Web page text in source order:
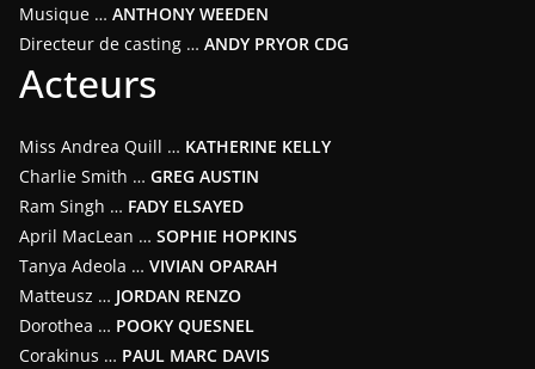
Musique … ANTHONY WEEDEN
Directeur de casting … ANDY PRYOR CDG
Acteurs
Miss Andrea Quill … KATHERINE KELLY
Charlie Smith … GREG AUSTIN
Ram Singh … FADY ELSAYED
April MacLean … SOPHIE HOPKINS
Tanya Adeola … VIVIAN OPARAH
Matteusz … JORDAN RENZO
Dorothea … POOKY QUESNEL
Corakinus … PAUL MARC DAVIS